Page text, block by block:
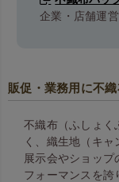
企業・店舗運
販促・業務用に不
不織布（ふしょく
く、織生地（キャ
展示会やショッ
フォーマンスを誇